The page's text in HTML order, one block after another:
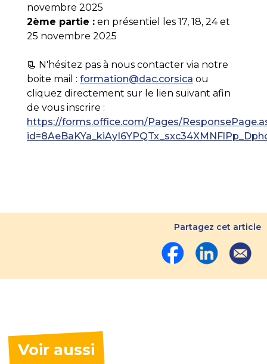
novembre 2025
2ème partie : en présentiel les 17, 18, 24 et
25 novembre 2025
📃 N'hésitez pas à nous contacter via notre
boite mail : formation@dac.corsica ou
cliquez directement sur le lien suivant afin
de vous inscrire :
https://forms.office.com/Pages/
Partagez cet article
Voir aussi